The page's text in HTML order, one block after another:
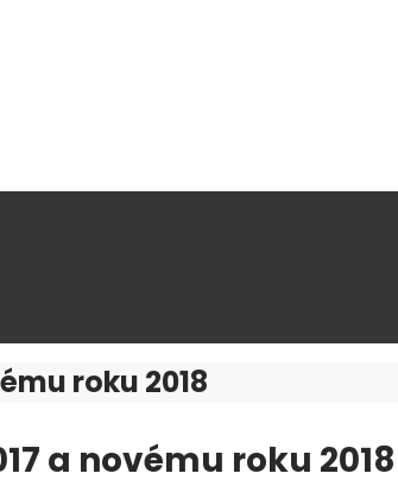
roku 2018
a novému roku 2018